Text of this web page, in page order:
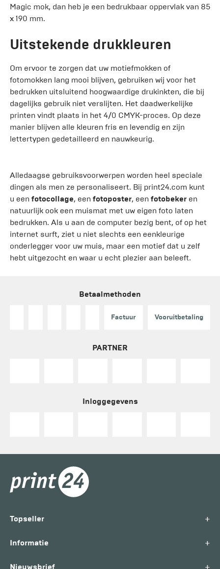
Magic mok, dan heb je een bedrukbaar oppervlak van 85
x 190 mm.
Uitstekende drukkleuren
Om ervoor te zorgen dat uw motiefmokken of
fotomokken lang mooi blijven, gebruiken wij voor het
bedrukken uitsluitend hoogwaardige drukinkten, die bij
dagelijks gebruik niet verslijten. Het daadwerkelijke
printen vindt plaats in het 4/0 CMYK-proces. Op deze
manier blijven alle kleuren fris en levendig en zijn
lettertypen gedetailleerd en nauwkeurig.
Alledaagse gebruiksvoorwerpen worden heel speciale
dingen als men ze personaliseert. Bij print24.com kunt
u een fotocollage, een fotoposter, een fotobeker en
natuurlijk ook een muismat met uw eigen foto laten
bedrukken. Als u aan de computer bezig bent, of op het
internet surft, ziet u niet slechts een eenkleurige
onderlegger voor uw muis, maar een motief dat u zelf
hebt uitgezocht en waar u echt plezier aan beleeft.
Betaalmethoden
Factuur Vooruitbetaling
PARTNER
Inloggegevens
Topseller +
Informatie +
Nieuwsbrief